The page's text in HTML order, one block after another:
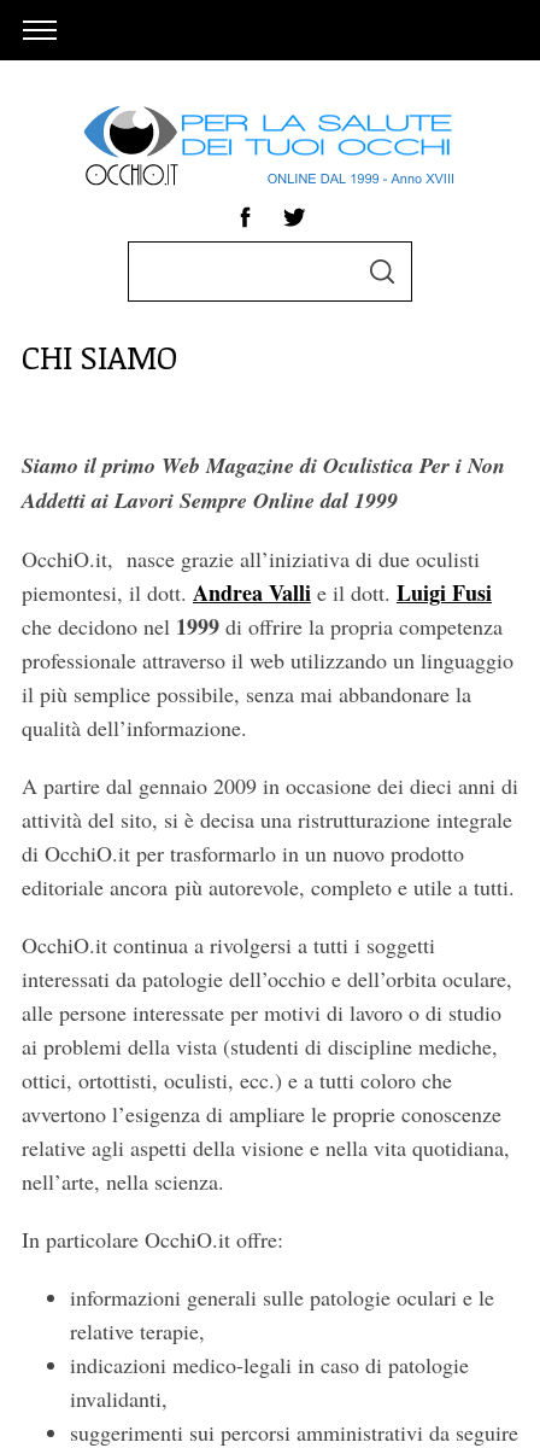
r
f
o
:
S
CHI SIAMO
Siamo il primo Web Magazine di Oculistica Per i Non
Addetti ai Lavori Sempre Online dal 1999
OcchiO.it, nasce grazie all’iniziativa di due oculisti
piemontesi, il dott. Andrea Vallie il dott. Luigi Fusi
che decidono nel 1999di offrire la propria competenza
professionale attraverso il web utilizzando un linguaggio
il più semplice possibile, senza mai abbandonare la
qualità dell’informazione.
A partire dal gennaio 2009 in occasione dei dieci anni di
attività del sito, si è decisa una ristrutturazione integrale
di OcchiO.it per trasformarlo in un nuovo prodotto
editoriale ancora più autorevole, completo e utile a tutti.
OcchiO.it continua a rivolgersi a tutti i soggetti
interessati da patologie dell’occhio e dell’orbita oculare,
alle persone interessate per motivi di lavoro o di studio
ai problemi della vista (studenti di discipline mediche,
ottici, ortottisti, oculisti, ecc.) e a tutti coloro che
avvertono l’esigenza di ampliare le proprie conoscenze
relative agli aspetti della visione e nella vita quotidiana,
nell’arte, nella scienza.
In particolare OcchiO.it offre:
informazioni generali sulle patologie oculari e le
relative terapie,
indicazioni medico-legali in caso di patologie
invalidanti,
suggerimenti sui percorsi amministrativi da seguire